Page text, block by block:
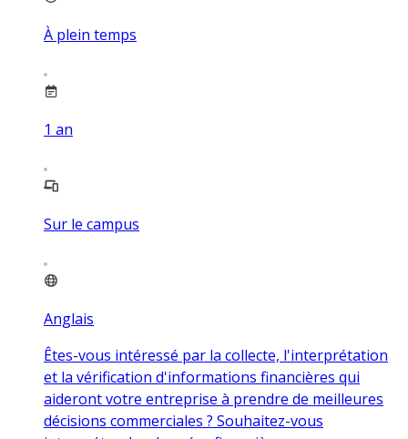
À plein temps
1 an
Sur le campus
Anglais
Êtes-vous intéressé par la collecte, l'interprétation
et la vérification d'informations financières qui
aideront votre entreprise à prendre de meilleures
décisions commerciales ? Souhaitez-vous